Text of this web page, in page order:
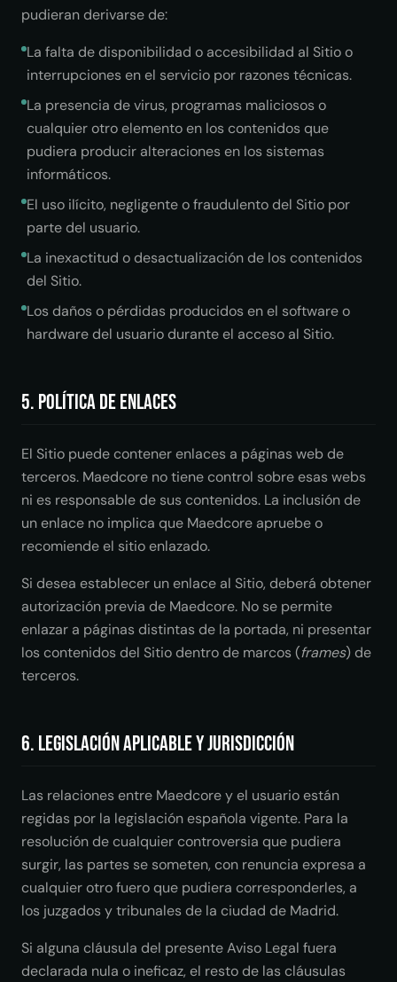
pudieran derivarse de:
La falta de disponibilidad o accesibilidad al Sitio o
interrupciones en el servicio por razones técnicas.
La presencia de virus, programas maliciosos o
cualquier otro elemento en los contenidos que
pudiera producir alteraciones en los sistemas
informáticos.
El uso ilícito, negligente o fraudulento del Sitio por
parte del usuario.
La inexactitud o desactualización de los contenidos
del Sitio.
Los daños o pérdidas producidos en el software o
hardware del usuario durante el acceso al Sitio.
5. Política de enlaces
El Sitio puede contener enlaces a páginas web de
terceros. Maedcore no tiene control sobre esas webs
ni es responsable de sus contenidos. La inclusión de
un enlace no implica que Maedcore apruebe o
recomiende el sitio enlazado.
Si desea establecer un enlace al Sitio, deberá obtener
autorización previa de Maedcore. No se permite
enlazar a páginas distintas de la portada, ni presentar
los contenidos del Sitio dentro de marcos (frames) de
terceros.
6. Legislación aplicable y jurisdicción
Las relaciones entre Maedcore y el usuario están
regidas por la legislación española vigente. Para la
resolución de cualquier controversia que pudiera
surgir, las partes se someten, con renuncia expresa a
cualquier otro fuero que pudiera corresponderles, a
los juzgados y tribunales de la ciudad de Madrid.
Si alguna cláusula del presente Aviso Legal fuera
declarada nula o ineficaz, el resto de las cláusulas